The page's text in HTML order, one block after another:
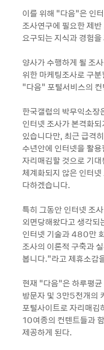
이를 위해 “다음“은 인
조사연구에 필요한 제
요구되는 지식과 경험
양사가 수행하게 될 조
위한 마케팅조사로 구
“다음“ 포털서비스의
한국갤럽의 박무익소
인터넷 조사가 본격화
있습니다만, 최근 급격
수년안에 인터넷을 활
자리매김할 것으로 기
체계화되지 않은 인터
다하겠습니다.
특히 그동안 인터넷 조
외면당해왔다고 생각되
인터넷 기술과 480만
조사의 이론적 구축과
봅니다."라고 제휴소감
현재 “다음“은 하루평
방문자 및 3만5천개의
포털사이트로 자리매김
10여종의 컨텐트들과
제공하게 된다.